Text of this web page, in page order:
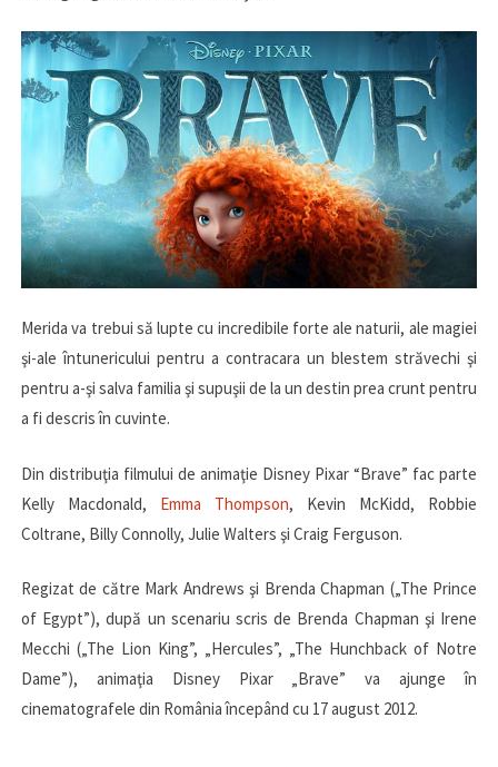
Merida va trebui să lupte cu incredibile forte ale naturii, ale magiei
şi-ale întunericului pentru a contracara un blestem străvechi şi
pentru a-şi salva familia şi supuşii de la un destin prea crunt pentru
a fi descris în cuvinte.
Din distribuţia filmului de animaţie Disney Pixar “Brave” fac parte
Kelly Macdonald, Emma Thompson, Kevin McKidd, Robbie
Coltrane, Billy Connolly, Julie Walters şi Craig Ferguson.
Regizat de către Mark Andrews şi Brenda Chapman („The Prince
of Egypt”), după un scenariu scris de Brenda Chapman şi Irene
Mecchi („The Lion King”, „Hercules”, „The Hunchback of Notre
Dame”), animaţia Disney Pixar „Brave” va ajunge în
cinematografele din România începând cu 17 august 2012.